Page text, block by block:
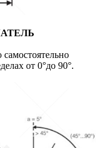
от 0°до 90°.